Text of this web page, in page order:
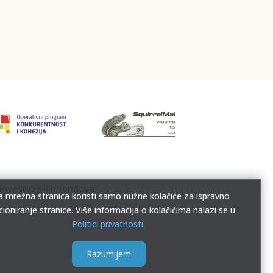
fondova.
mrežna stranica koristi samo nužne kolačiće za ispravno
stranice. Više informacija o kolačićima nalazi se u
Politici privatnosti.
Razumijem